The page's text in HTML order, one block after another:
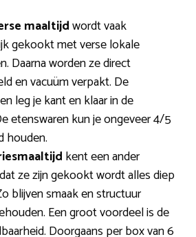
maaltijdwordt vaak
gekookt met verse lokale
Daarna worden ze direct
en vacuüm verpakt. De
leg je kant en klaar in de
etenswaren kun je ongeveer 4/5
houden.
kent een ander
ze zijn gekookt wordt alles diep
blijven smaak en structuur
Een groot voordeel is de
Doorgaans per box van 6